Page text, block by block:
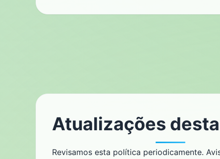
Atualizações
Revisamos esta política periodicamente.